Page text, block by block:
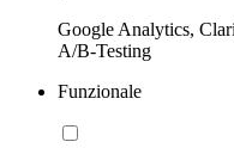
Google Analytics,
A/B-Testing
Funzionale